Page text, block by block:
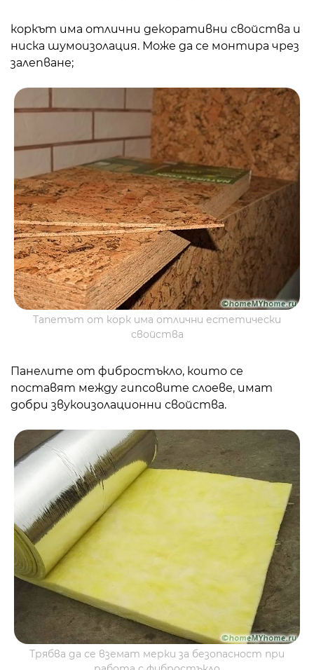
коркът има отлични декоративни свойства и
ниска шумоизолация. Може да се монтира чрез
залепване;
Тапетът от корк има отлични естетически
свойства
Панелите от фибростъкло, които се
поставят между гипсовите слоеве, имат
добри звукоизолационни свойства.
Трябва да се вземат мерки за безопасност при